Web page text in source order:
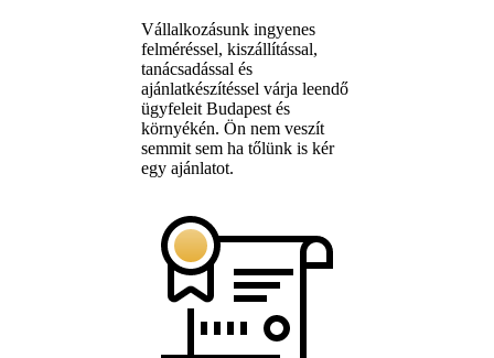
Vállalkozásunk ingyenes
felméréssel, kiszállítással,
tanácsadással és
ajánlatkészítéssel várja leendő
ügyfeleit Budapest és
környékén. Ön nem veszít
semmit sem ha tőlünk is kér
egy ajánlatot.